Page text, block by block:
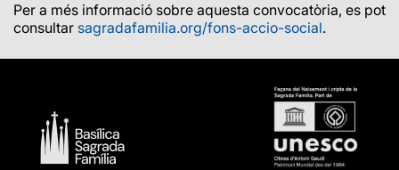
Per a més informació sobre aquesta convocatòria, es pot
consultar sagradafamilia.org/fons-accio-social.